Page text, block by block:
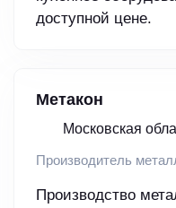
доступной цене.
Метакон
Московская
Производитель
Производство